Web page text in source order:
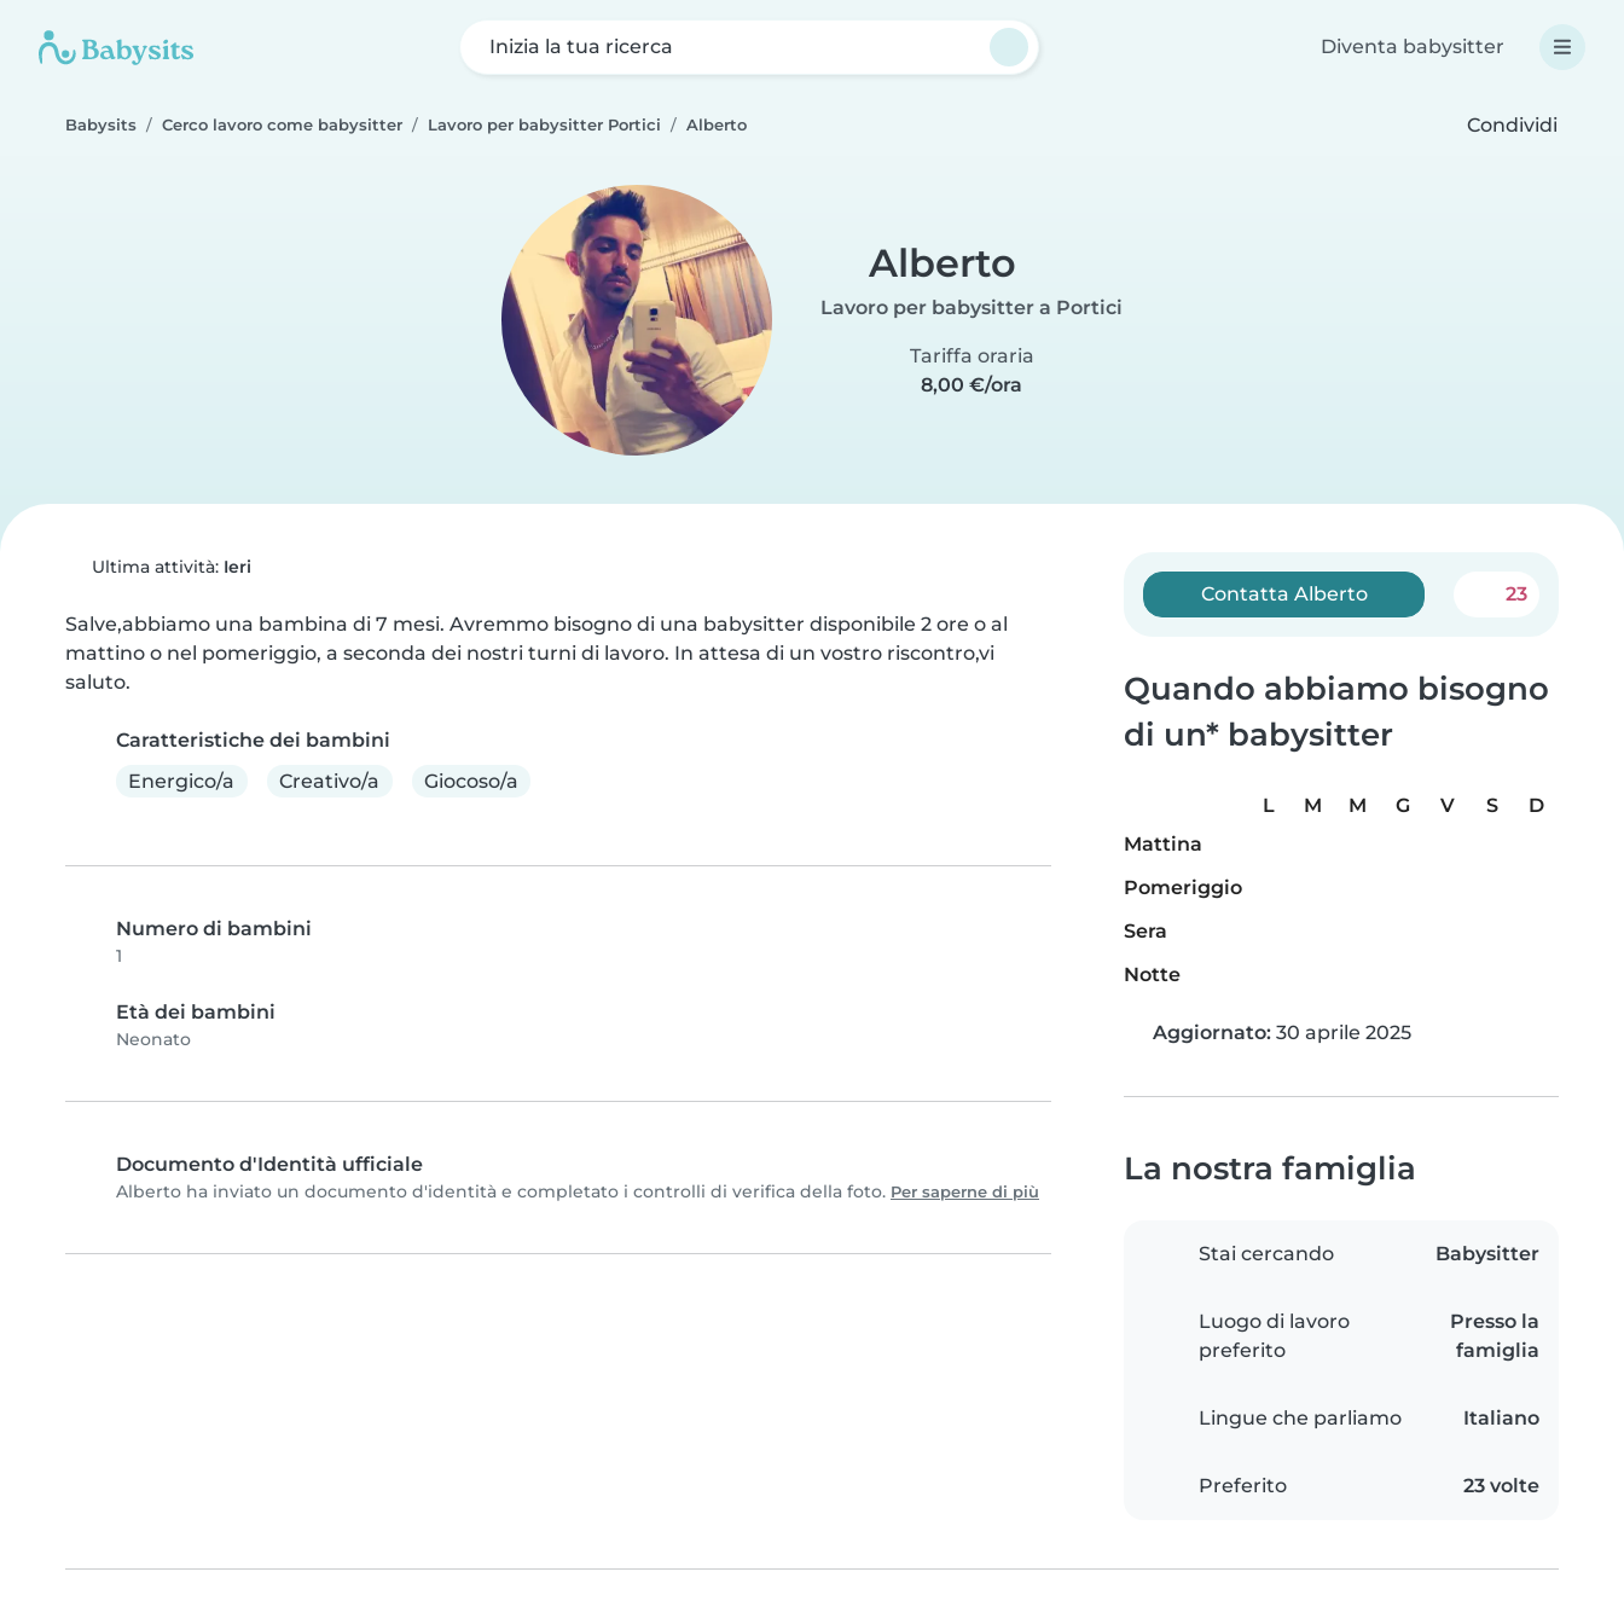
Inizia la tua ricerca Diventa babysitter
Babysits Cerco lavoro come babysitter Lavoro per babysitter Portici Alberto Condividi
Alberto
Lavoro per babysitter a Portici
Tariffa oraria
8,00 €/ora
Ultima attività: Ieri
Salve,abbiamo una bambina di 7 mesi. Avremmo bisogno di una babysitter disponibile 2 ore o al
mattino o nel pomeriggio, a seconda dei nostri turni di lavoro. In attesa di un vostro riscontro,vi
saluto.
Caratteristiche dei bambini
Energico/a
Creativo/a Giocoso/a
Numero di bambini
1
Età dei bambini
Neonato
Documento d'Identità ufficiale
Alberto ha inviato un documento d'identità e completato i controlli di verifica della foto. Per saperne di più
Contatta Alberto 23
Quando abbiamo bisogno
di un* babysitter
L M M G V S
D
Mattina
Pomeriggio
Sera
Notte
Aggiornato: 30 aprile 2025
La nostra famiglia
Stai cercando Babysitter
Luogo di lavoro
preferito
Presso la
famiglia
Lingue che parliamo Italiano
Preferito 23 volte